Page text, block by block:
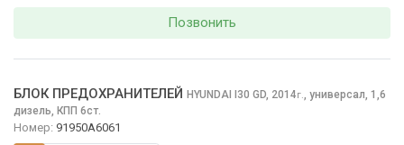
Позвонить
БЛОК ПРЕДОХРАНИТЕЛЕЙ HYUNDAI I30 GD, 2014г., универсал, 1,6
дизель, КПП 6ст.
Номер: 91950A6061